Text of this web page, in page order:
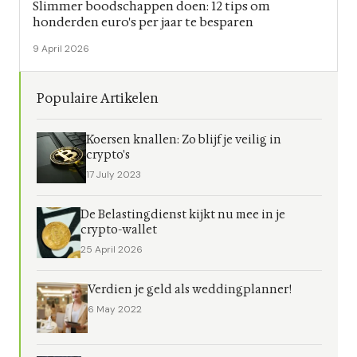
Slimmer boodschappen doen: 12 tips om
honderden euro's per jaar te besparen
9 April 2026
Populaire Artikelen
Koersen knallen: Zo blijf je veilig in
crypto's
17 July 2023
De Belastingdienst kijkt nu mee in je
crypto-wallet
25 April 2026
Verdien je geld als weddingplanner!
6 May 2022